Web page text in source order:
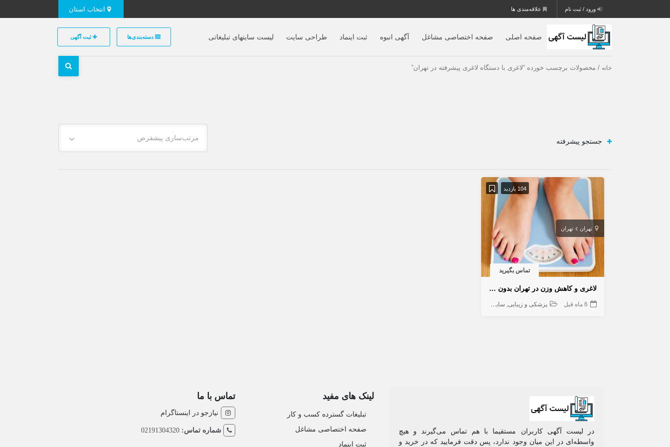
ورود / ثبت نام علاقه‌مندی ها
صفحه اصلی صفحه اختصاصی مشاغل آگهی‌ انبوه ثبت اینماد طراحی سایت لیست سایتهای تبلیغاتی دسته‌بندی‌ها ثبت آگهی
خانه / محصولات برچسب خورده “لاغری با دستگاه‌ لاغری پیشرفته در تهران”
مرتب‌سازی پیشفرض جستجو پیشرفته
104 بازدید
تهران تهران
تماس بگیرید
لاغری و کاهش وزن در تهران بدون عوارض
6 ماه قبل پزشکی و زیبایی سایر
در لیست آگهی کاربران مستقیما با هم تماس می‌گیرند و هیچ
واسطه‌ای در این میان وجود ندارد، پس دقت فرمایید که در خرید و
لینک های مفید
تبلیغات گسترده کسب و کار
صفحه اختصاصی مشاغل
ثبت اینماد
تماس با ما
نیازجو در اینستاگرام
شماره تماس: 02191304320